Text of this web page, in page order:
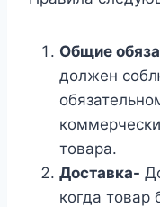
Общие
должен
товара.
Доставка-
когда товар